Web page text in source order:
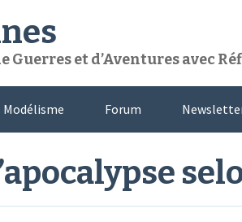
et d’Aventures avec
Modélisme Forum